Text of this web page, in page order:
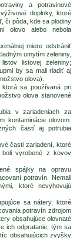
a potravinové
doplnky, ktoré
či pôda, kde sa plodiny
olovo alebo nebola
miere odstrániť
umytím zeleniny,
listovej zeleniny;
by sa mali riadiť aj
olova).
sa používaná pri
olova stanovené
v zariadeniach za
kontaminácie olovom.
častí aj potrubia
časti zariadení, ktoré
boli vyrobené z kovov
spájky na opravu
potravín. Nemali
ktoré nevyhovujú
sa nátery, ktoré
potravín zdrojom
obsahujúce olovnaté
ich odpratanie; tým sa
obsahujúcich zvyšky